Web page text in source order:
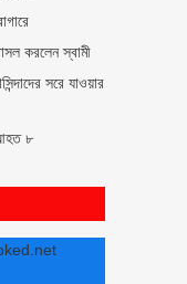
করলেন স্বামী
সরে যাওয়ার
আহত ৮